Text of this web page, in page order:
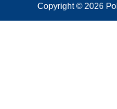
Copyright © 2026